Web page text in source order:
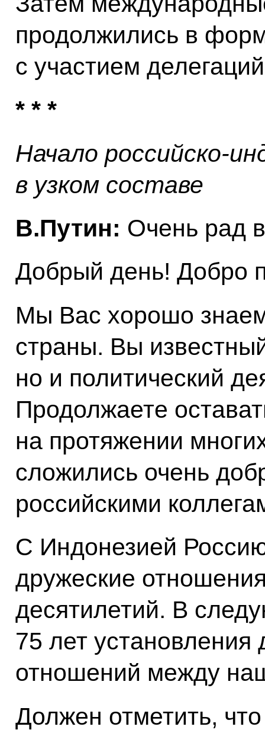
продолжились в
с участием
* * *
Начало российско-
в узком составе
В.Путин: Очень рад
Добрый день! Добро
Мы Вас хорошо
страны. Вы
но и политический
Продолжаете
на протяжении
сложились очень
российскими
С Индонезией
дружеские
десятилетий. В
75 лет установления
отношений между
Должен отметить,